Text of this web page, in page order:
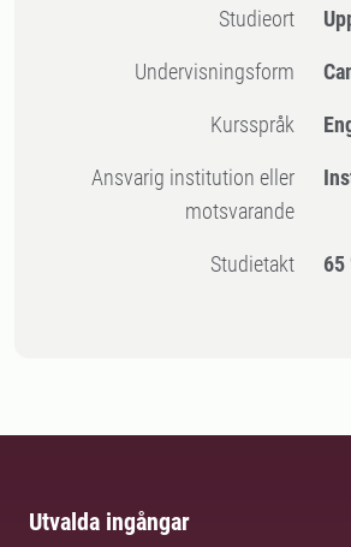
Studieort
Undervisningsform
Kursspråk
Ansvarig institution eller
motsvarande
Studietakt 65
Utvalda ingångar